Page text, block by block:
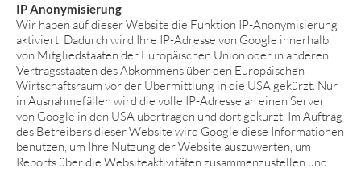
IP Anonymisierung
Wir haben auf dieser Website die Funktion IP-Anonymisierung
aktiviert. Dadurch wird Ihre IP-Adresse von Google innerhalb
von Mitgliedstaaten der Europäischen Union oder in anderen
Vertragsstaaten des Abkommens über den Europäischen
Wirtschaftsraum vor der Übermittlung in die USA gekürzt. Nur
in Ausnahmefällen wird die volle IP-Adresse an einen Server
von Google in den USA übertragen und dort gekürzt. Im Auftrag
des Betreibers dieser Website wird Google diese Informationen
benutzen, um Ihre Nutzung der Website auszuwerten, um
Reports über die Websiteaktivitäten zusammenzustellen und